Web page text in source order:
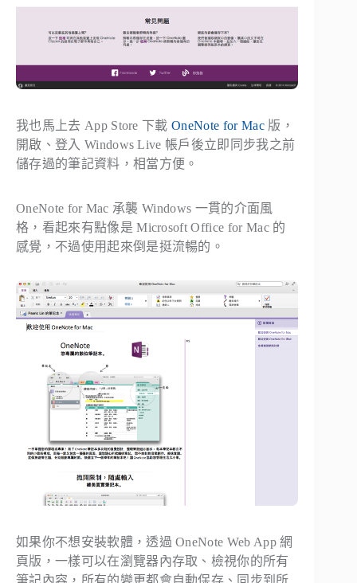
我也馬上去 App Store 下載OneNote for Mac版，
開啟、登入 Windows Live 帳戶後立即同步我之前
儲存過的筆記資料，相當方便。
OneNote for Mac 承襲 Windows 一貫的介面風
格，看起來有點像是 Microsoft Office for Mac 的
感覺，不過使用起來倒是挺流暢的。
如果你不想安裝軟體，透過 OneNote Web App 網
頁版，一樣可以在瀏覽器內存取、檢視你的所有